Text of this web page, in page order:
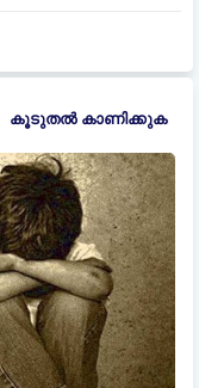
കൂടുതൽ‍ കാണിക്കുക